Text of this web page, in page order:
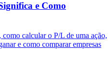
e Como
calcular o P/L de uma ação,
e como comparar empresas